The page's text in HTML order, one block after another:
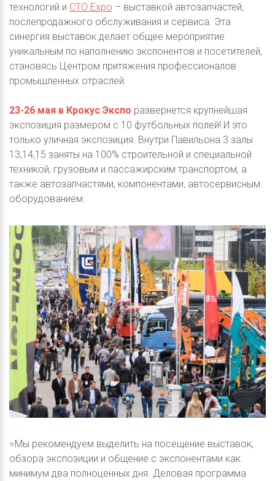
технологий и СTO Expo – выставкой автозапчастей,
послепродажного обслуживания и сервиса. Эта
синергия выставок делает общее мероприятие
уникальным по наполнению экспонентов и посетителей,
становясь Центром притяжения профессионалов
промышленных отраслей.
23-26 мая в Крокус Экспо развернется крупнейшая
экспозиция размером с 10 футбольных полей! И это
только уличная экспозиция. Внутри Павильона 3 залы
13,14,15 заняты на 100% строительной и специальной
техникой, грузовым и пассажирским транспортом, а
также автозапчастями, компонентами, автосервисным
оборудованием.
=Мы рекомендуем выделить на посещение выставок,
обзора экспозиции и общение с экспонентами как
минимум два полноценных дня. Деловая программа